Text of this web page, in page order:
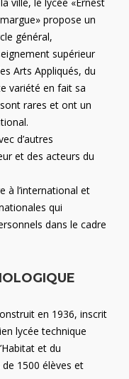
propose un
général,
supérieur
Arts Appliqués, du
variété en fait sa
rares et ont un
d’autres
et des acteurs du
à l’international et
qui
dans le cadre
en 1936, inscrit
lycée technique
et du
1500 élèves et